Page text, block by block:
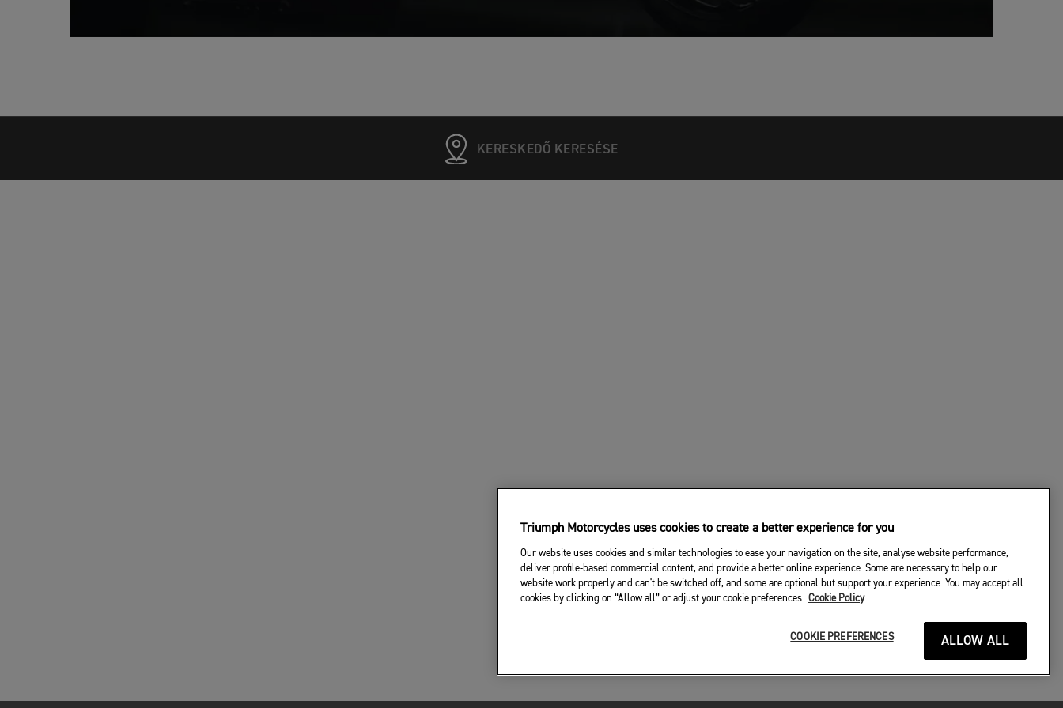
KERESKEDŐ KERESÉSE
Triumph Motorcycles uses cookies to create a better experience for you
Our website uses cookies and similar technologies to ease your navigation on the site, analyse website performance,
deliver profile-based commercial content, and provide a better online experience. Some are necessary to help our
website work properly and can't be switched off, and some are optional but support your experience. You may accept all
cookies by clicking on “Allow all” or adjust your cookie preferences. Cookie Policy
ALLOW ALL
COOKIE PREFERENCES